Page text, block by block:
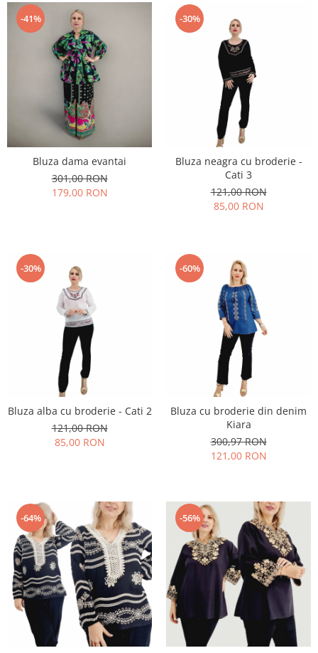
-41%
Bluza dama evantai
301,00 RON
179,00 RON
-30%
Bluza neagra cu broderie -
Cati 3
121,00 RON
85,00 RON
-30%
Bluza alba cu broderie - Cati 2
121,00 RON
85,00 RON
-60%
Bluza cu broderie din denim
Kiara
300,97 RON
121,00 RON
-64% -56%